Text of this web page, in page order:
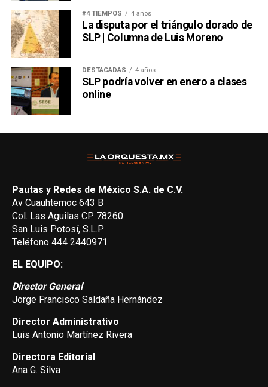
#4 TIEMPOS 4 años
La disputa por el triángulo dorado de
SLP | Columna de Luis Moreno
DESTACADAS 4 años
SLP podría volver en enero a clases
online
Pautas y Redes de México S.A. de C.V.
Av Cuauhtemoc 643 B
Col. Las Aguilas CP 78260
San Luis Potosí, S.L.P.
Teléfono 444 2440971
EL EQUIPO:
Director General
Jorge Francisco Saldaña Hernández
Director Administrativo
Luis Antonio Martínez Rivera
Directora Editorial
Ana G. Silva